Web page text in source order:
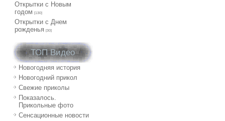
Открытки с Новым
годом
[130]
Открытки с Днем
рожденья
[30]
ТОП Видео
Новогодняя история
Новогодний прикол
Свежие приколы
Показалось.
Прикольные фото
Сенсационные новости